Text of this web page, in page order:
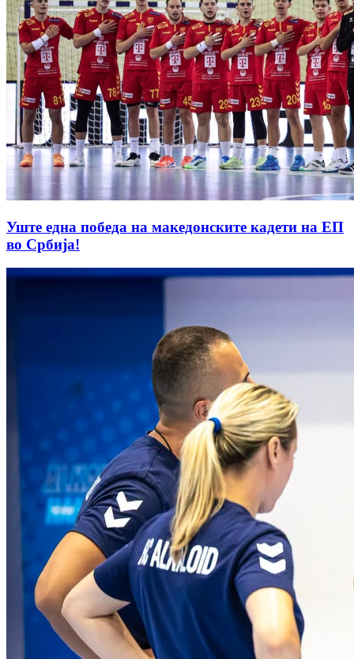
Уште една победа на македонските кадети на ЕП
во Србија!